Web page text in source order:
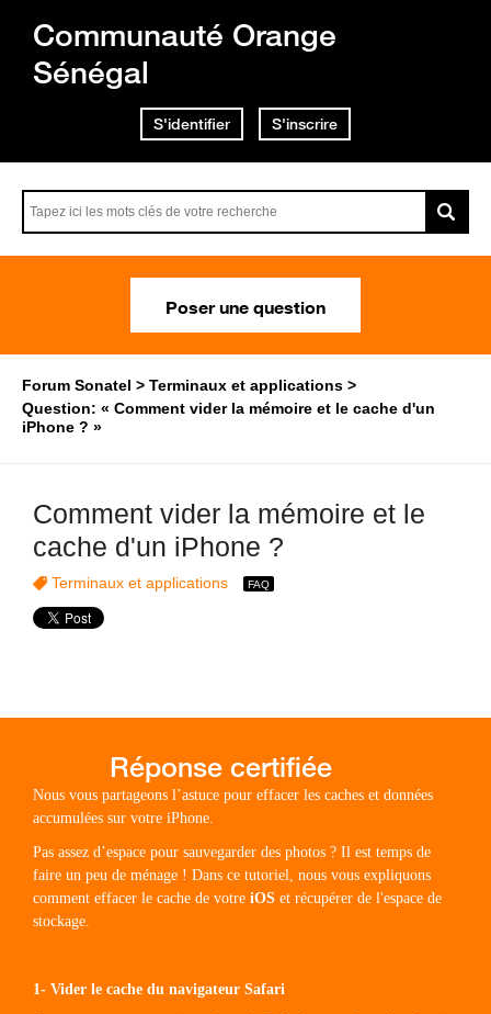
Communauté Orange
Sénégal
S'identifier S'inscrire
Poser une question
Forum Sonatel
Terminaux et applications
Question: « Comment vider la mémoire et le cache d'un
iPhone ? »
Comment vider la mémoire et le
cache d'un iPhone ?
Terminaux et applications
Nous vous partageons l’astuce pour effacer les caches et données
accumulées sur votre iPhone.
Pas assez d’espace pour sauvegarder des photos ? Il est temps de
faire un peu de ménage ! Dans ce tutoriel, nous vous expliquons
comment effacer le cache de votre iOS et récupérer de l'espace de
stockage.
1- Vider le cache du navigateur Safari